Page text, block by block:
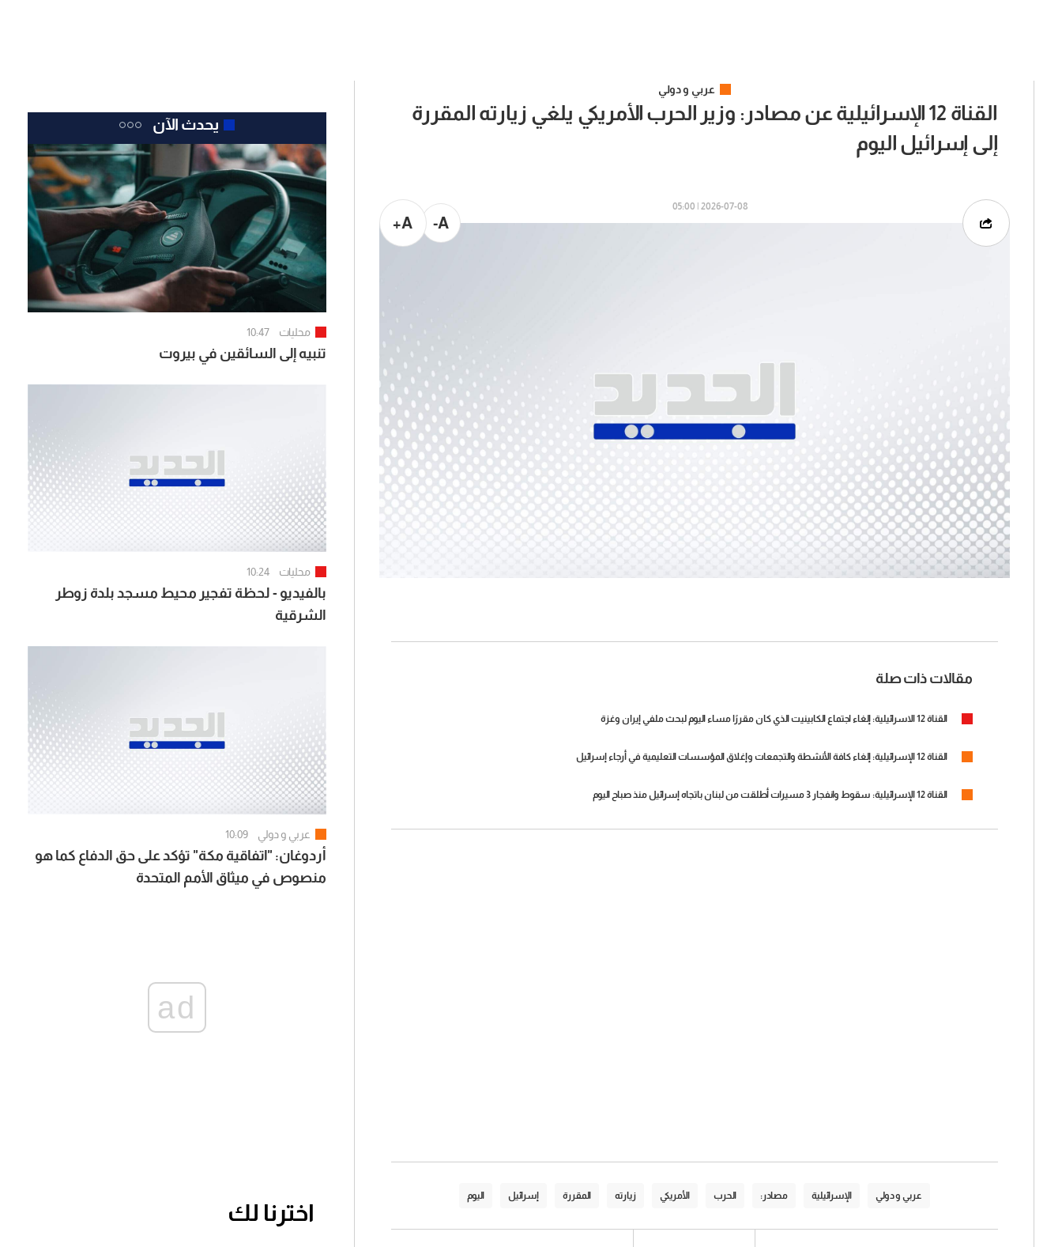
عربي و دولي
القناة 12 الإسرائيلية عن مصادر: وزير الحرب الأمريكي يلغي زيارته المقررة
إلى إسرائيل اليوم
2026-07-08 | 05:00
A-
A+
مقالات ذات صلة
القناة 12 الاسرائيلية: إلغاء اجتماع الكابينيت الذي كان مقررًا مساء اليوم لبحث ملفي إيران وغزة
القناة 12 الإسرائيلية: إلغاء كافة الأنشطة والتجمعات وإغلاق المؤسسات التعليمية في أرجاء إسرائيل
القناة 12 الإسرائيلية: سقوط وانفجار 3 مسيرات أطلقت من لبنان باتجاه إسرائيل منذ صباح اليوم
عربي و دولي الإسرائيلية مصادر: الحرب الأمريكي زيارته المقررة إسرائيل اليوم
يحدث الآن
محليات 10:47
تنبيه إلى السائقين في بيروت
محليات 10:24
بالفيديو - لحظة تفجير محيط مسجد بلدة زوطر
الشرقية
عربي و دولي 10:09
أردوغان: "اتفاقية مكة" تؤكد على حق الدفاع كما هو
منصوص في ميثاق الأمم المتحدة
ad
اخترنا لك